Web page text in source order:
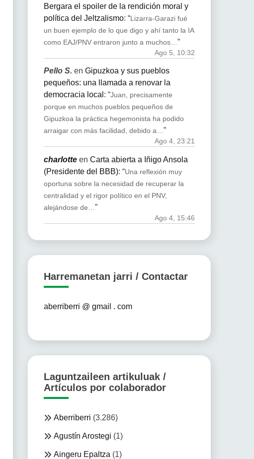
Bergara el spoiler de la rendición moral y
política del Jeltzalismo: “Lizarra-Garazi fué
un buen ejemplo de lo que digo y ahí tanto la IA
como EAJ/PNV entraron junto a muchos… ”
Ago 5, 10:32
Pello S. en Gipuzkoa y sus pueblos
pequeños: una llamada a renovar la
democracia local : “Juan, precisamente
porque en muchos pueblos pequeños de
Gipuzkoa la práctica hegemonista ha podido
arraigar con más facilidad, debido a…”
Ago 4, 23:21
charlotteen Carta abierta a Iñigo Ansola
(Presidente del BBB): “Una reflexión muy
oportuna sobre la necesidad de recuperar la
centralidad y el rigor político en el PNV,
alejándose de…”
Ago 4, 15:46
Harremanetan jarri / Contactar
aberriberri @ gmail . com
Laguntzaileen artikuluak /
Artículos por colaborador
Aberriberri (3.286)
Agustín Arostegi (1)
Aingeru Epaltza (1)